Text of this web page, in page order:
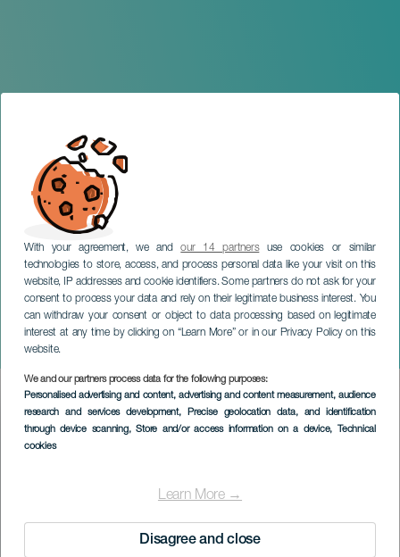
With your agreement, we andour 14 partnersuse cookies or similar
technologies to store, access, and process personal data like your visit on this
website, IP addresses and cookie identifiers. Some partners do not ask for your
consent to process your data and rely on their legitimate business interest. You
can withdraw your consent or object to data processing based on legitimate
interest at any time by clicking on “Learn More” or in our Privacy Policy on this
website.
We and our partners process data for the following purposes:
Personalised advertising and content, advertising and content measurement, audience
research and services development, Precise geolocation data, and identification
through device scanning, Store and/or access information on a device, Technical
cookies
Learn More →
Disagree and close
Saúl Romero: Modas
pasajeras
GRAN CANARIA
Imagen
Listado